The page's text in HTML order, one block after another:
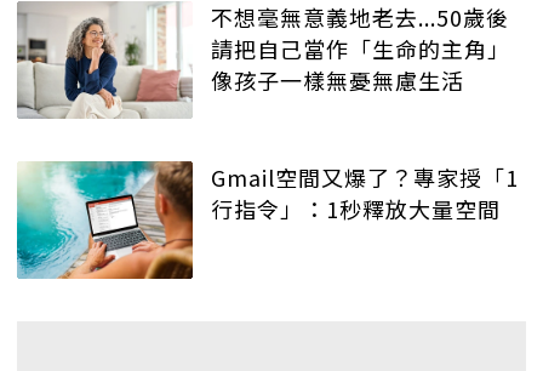
不想毫無意義地老去...50歲後
請把自己當作「生命的主角」
像孩子一樣無憂無慮生活
Gmail空間又爆了？專家授「1
行指令」：1秒釋放大量空間